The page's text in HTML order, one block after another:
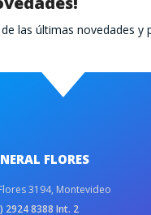
las últimas novedades y
FLORES
3194, Montevideo
2924 8388 Int. 2